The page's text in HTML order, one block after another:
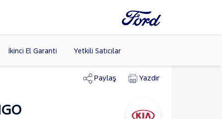
İkinci El Garanti Yetkili Satıcılar
Paylaş Yazdır